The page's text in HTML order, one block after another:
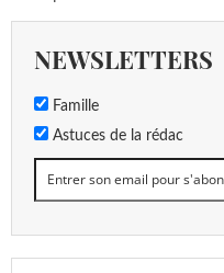
NEWSLETTERS
Famille
Astuces de la rédac